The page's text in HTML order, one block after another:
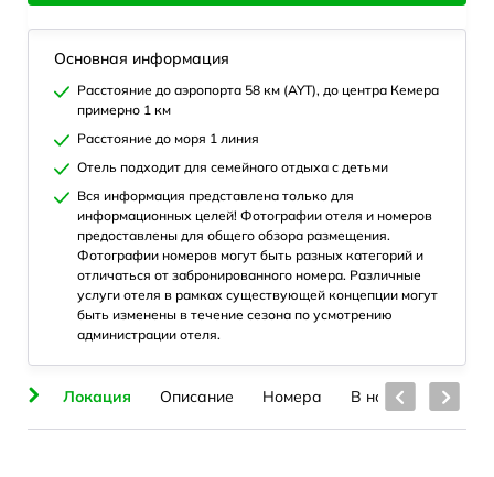
Основная информация
Расстояние до аэропорта 58 км (AYT), до центра Кемера
примерно 1 км
Расстояние до моря 1 линия
Отель подходит для семейного отдыха с детьми
Вся информация представлена только для
информационных целей! Фотографии отеля и номеров
предоставлены для общего обзора размещения.
Фотографии номеров могут быть разных категорий и
отличаться от забронированного номера. Различные
услуги отеля в рамках существующей концепции могут
быть изменены в течение сезона по усмотрению
администрации отеля.
Локация Описание Номера В номерах